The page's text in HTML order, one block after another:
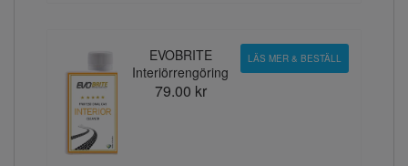
EVOBRITE
Interiörrengöring
79.00 kr
LÄS MER & BESTÄLL